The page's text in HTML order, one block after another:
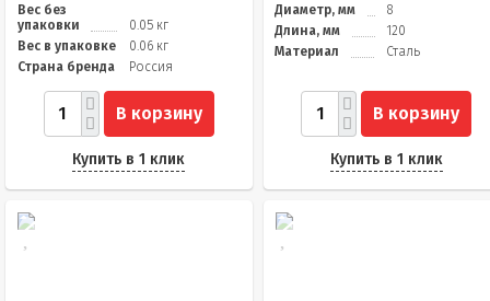
Вес без
упаковки
0.05 кг
Вес в упаковке
0.06 кг
Страна бренда
Россия
В корзину
Купить в 1 клик
Диаметр, мм
8
Длина, мм
120
Материал
Сталь
В корзину
Купить в 1 клик